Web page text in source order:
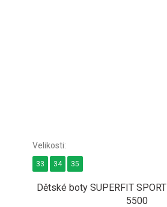
Dětské boty SUPERFIT
5500
33 34 35